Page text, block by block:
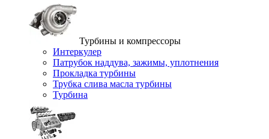
Турбины и компрессоры
Интеркулер
Патрубок наддува, зажимы, уплотнения
Прокладка турбины
Трубка слива масла турбины
Турбина